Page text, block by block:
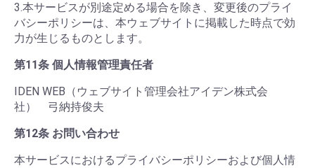
3.本サービスが別途定める場合を除き、変更後のプライ
バシーポリシーは、本ウェブサイトに掲載した時点で効
力が生じるものとします。
第11条 個人情報管理責任者
IDEN WEB（ウェブサイト管理会社アイデン株式会
社） 弓納持俊夫
第12条 お問い合わせ
本サービスにおけるプライバシーポリシーおよび個人情